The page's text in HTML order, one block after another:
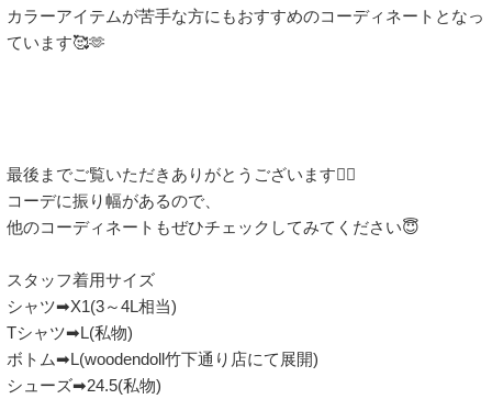
カラーアイテムが苦手な方にもおすすめのコーディネートとなっ
ています🥰🫶
最後までご覧いただきありがとうございます🙇‍♀️
コーデに振り幅があるので、
他のコーディネートもぜひチェックしてみてください😇
スタッフ着用サイズ
シャツ➡︎X1(3～4L相当)
Tシャツ➡︎L(私物)
ボトム➡︎L(woodendoll竹下通り店にて展開)
シューズ➡︎24.5(私物)